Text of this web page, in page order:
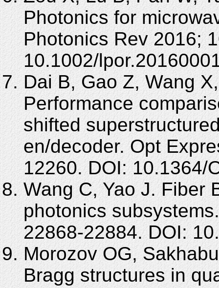
Photonics for
Photonics Rev 2016;
10.1002/
Dai B, Gao Z, Wang
Performance
shifted
en/decoder. Opt
12260. DOI: 10.1364/
Wang C, Yao J. Fiber
photonics
22868-22884. DOI:
Morozov OG,
Bragg structures in